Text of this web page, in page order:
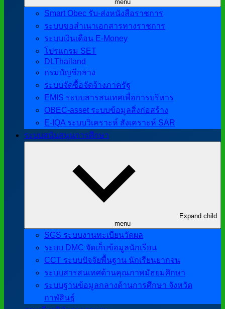
menu
Smart Obec รับ-ส่งหนังสือราชการ
ระบบขอสำเนาเอกสารทางราชการ
ระบบเงินเดือน E-Money
โปรแกรม SET
DLThailand
กรมบัญชีกลาง
ระบบจัดซื้อจัดจ้างภาครัฐ
EMIS ระบบสารสนเทศเพื่อการบริหาร
OBEC-asset ระบบข้อมูลสิ่งก่อสร้าง
E-IQA ระบบวิเคราะห์ สังเคราะห์ SAR
ระบบสนับสนุนการศึกษา
Expand child
menu
SGS ระบบงานทะเบียนวัดผล
ระบบ DMC จัดเก็บข้อมูลนักเรียน
CCT ระบบปัจจัยพื้นฐาน นักเรียนยากจน
ระบบสารสนเทศด้านคุณภาพมัธยมศึกษา
ระบบฐานข้อมูลกลางด้านการศึกษา จังหวัด
กาฬสินธุ์